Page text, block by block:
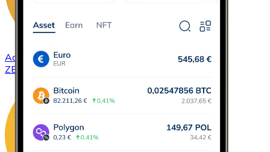
AcquistareZCash
con bonifico bancario
ZEC